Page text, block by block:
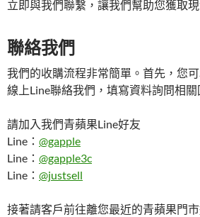
立即與我們聯繫，讓我們幫助您獲取現
聯絡我們
我們的收購流程非常簡單。首先，您
線上Line聯絡我們，填寫資料詢問相
請加入我們青蘋果Line好友
Line： @gapple
Line： @gapple3c
Line： @justsell
接著請客戶前往離您最近的青蘋果門